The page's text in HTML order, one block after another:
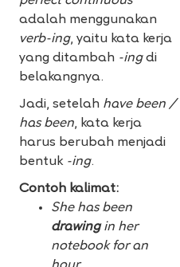
adalah menggunakan
verb-ing, yaitu kata kerja
yang ditambah -ingdi
belakangnya.
Jadi, setelah have been /
has been, kata kerja
harus berubah menjadi
bentuk -ing.
Contoh kalimat:
She has been
drawingin her
notebook for an